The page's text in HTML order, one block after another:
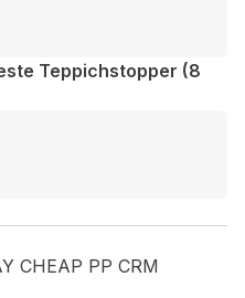
Teppichstopper (8
CHEAP PP CRM